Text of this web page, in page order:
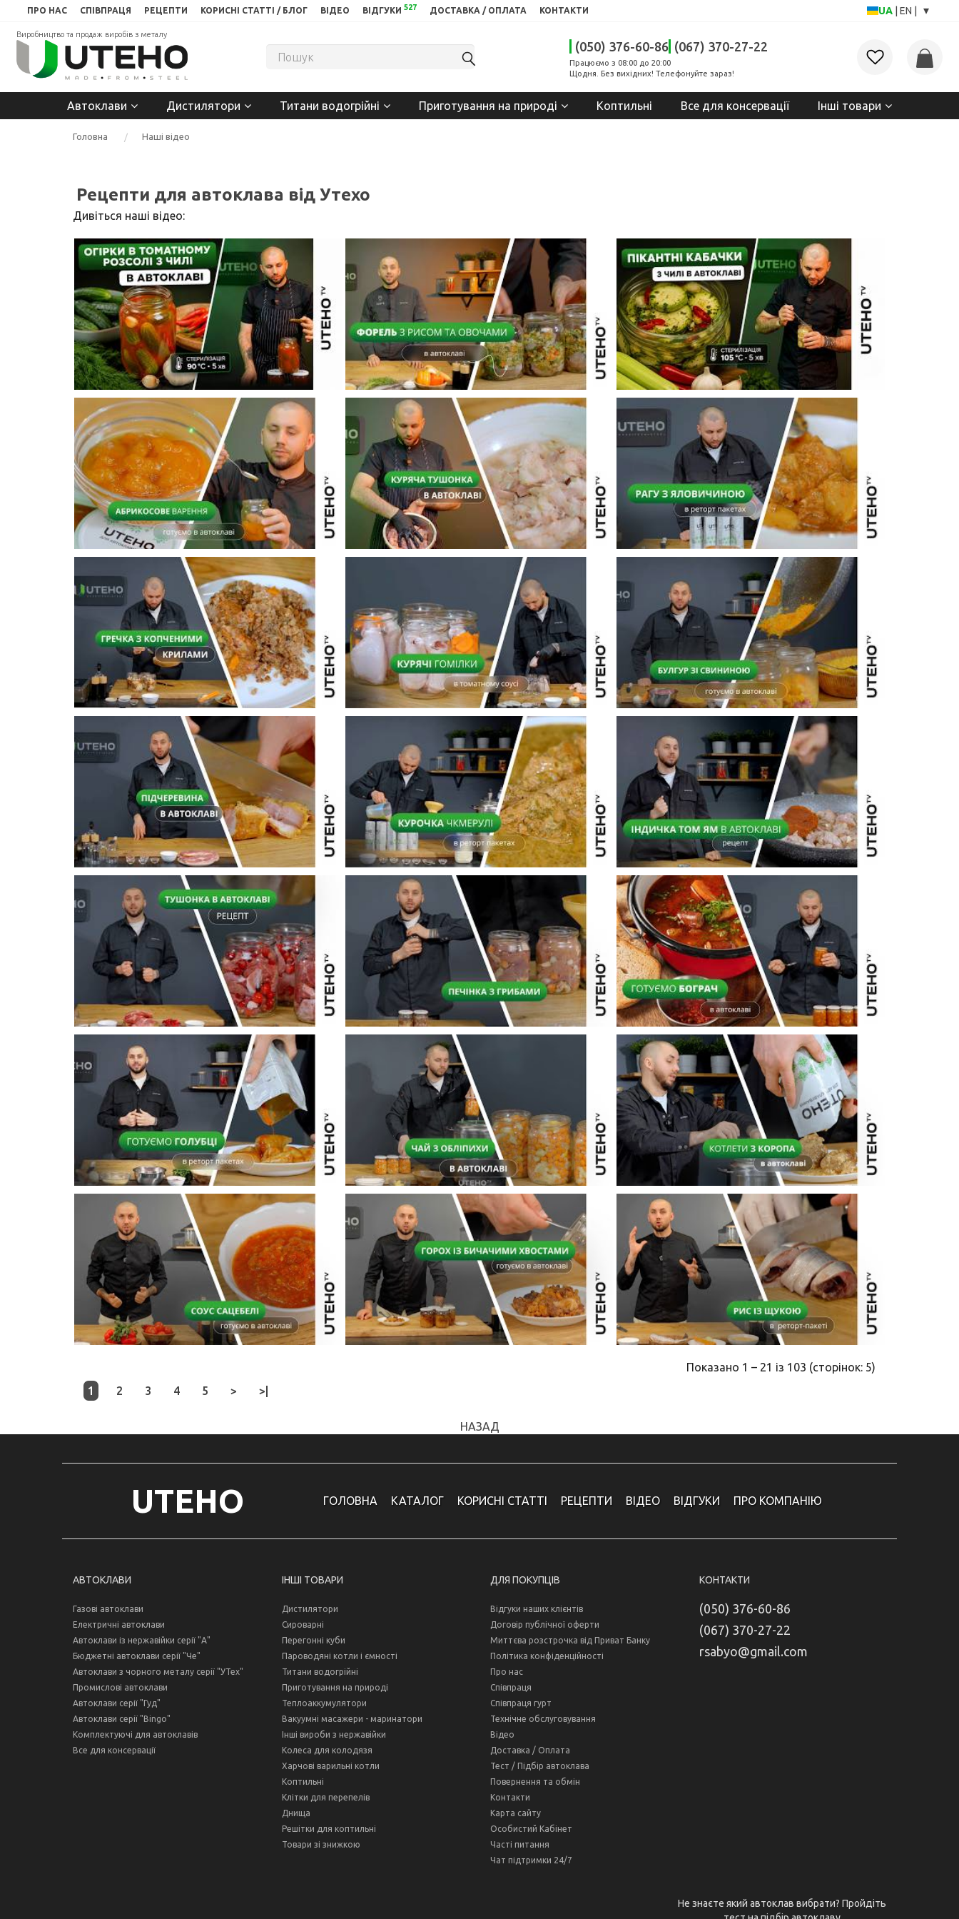
ПРО НАС СПІВПРАЦЯ РЕЦЕПТИ КОРИСНІ СТАТТІ / БЛОГ ВІДЕО ВІДГУКИ 527 ДОСТАВКА / ОПЛАТА КОНТАКТИ UA EN ▾
Виробництво та продаж виробів з металу
(050) 376-60-86 (067) 370-27-22
Працюємо з 08:00 до 20:00
Щодня. Без вихідних! Телефонуйте зараз!
Автоклави Дистилятори Титани водогрійні Приготування на природі Коптильні Все для консервації Інші товари
Головна Наші відео
Рецепти для автоклава від Утехо
Дивіться наші відео:
1 2 3 4 5 > >|
Показано 1 – 21 із 103 (сторінок: 5)
НАЗАД
UTEHO ГОЛОВНА КАТАЛОГ КОРИСНІ СТАТТІ РЕЦЕПТИ ВІДЕО ВІДГУКИ ПРО КОМПАНІЮ
АВТОКЛАВИ
Газові автоклави
Електричні автоклави
Автоклави із нержавійки серії "А"
Бюджетні автоклави серії "Че"
Автоклави з чорного металу серії "УТех"
Промислові автоклави
Автоклави серії "Гуд"
Автоклави серії "Bingo"
Комплектуючі для автоклавів
Все для консервації
ІНШІ ТОВАРИ
Дистилятори
Сироварні
Перегонні куби
Пароводяні котли і ємності
Титани водогрійні
Приготування на природі
Теплоаккумулятори
Вакуумні масажери - маринатори
Інші вироби з нержавійки
Колеса для колодязя
Харчові варильні котли
Коптильні
Клітки для перепелів
Днища
Решітки для коптильні
Товари зі знижкою
ДЛЯ ПОКУПЦІВ
Відгуки наших клієнтів
Договір публічної оферти
Миттєва розстрочка від Приват Банку
Політика конфіденційності
Про нас
Співпраця
Співпраця гурт
Технічне обслуговування
Відео
Доставка / Оплата
Тест / Підбір автоклава
Повернення та обмін
Контакти
Карта сайту
Особистий Кабінет
Часті питання
Чат підтримки 24/7
КОНТАКТИ
(050) 376-60-86
(067) 370-27-22
rsabyo@gmail.com
Не знаєте який автоклав вибрати? Пройдіть